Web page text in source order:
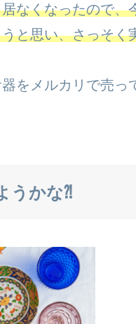
なくなったので、
と思い、さっそく
をメルカリで売っ
うかな⁈